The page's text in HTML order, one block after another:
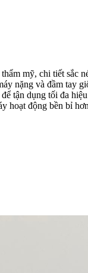
mỹ, chi tiết sắc
nặng và đầm tay
tận dụng tối đa
hoạt động bền bỉ